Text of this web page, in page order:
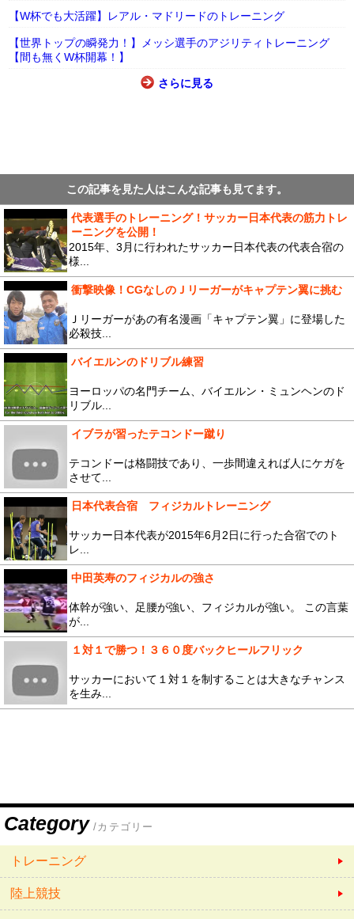
【W杯でも大活躍】レアル・マドリードのトレーニング
【世界トップの瞬発力！】メッシ選手のアジリティトレーニング
【間も無くW杯開幕！】
さらに見る
この記事を見た人はこんな記事も見てます。
代表選手のトレーニング！サッカー日本代表の筋力トレ
ーニングを公開！
2015年、3月に行われたサッカー日本代表の代表合宿の
様...
衝撃映像！CGなしのＪリーガーがキャプテン翼に挑む
Ｊリーガーがあの有名漫画「キャプテン翼」に登場した
必殺技...
バイエルンのドリブル練習
ヨーロッパの名門チーム、バイエルン・ミュンヘンのド
リブル...
イブラが習ったテコンドー蹴り
テコンドーは格闘技であり、一歩間違えれば人にケガを
させて...
日本代表合宿 フィジカルトレーニング
サッカー日本代表が2015年6月2日に行った合宿でのト
レ...
中田英寿のフィジカルの強さ
体幹が強い、足腰が強い、フィジカルが強い。 この言葉
が...
１対１で勝つ！３６０度バックヒールフリック
サッカーにおいて１対１を制することは大きなチャンス
を生み...
Category /カテゴリー
トレーニング
陸上競技